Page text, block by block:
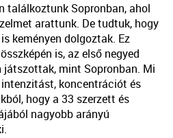
találkoztunk Sopronban, ahol
arattunk. De tudtuk, hogy
keményen dolgoztak. Ez
is, az első negyed
játszottak, mint Sopronban. Mi
koncentrációt és
hogy a 33 szerzett és
nagyobb arányú